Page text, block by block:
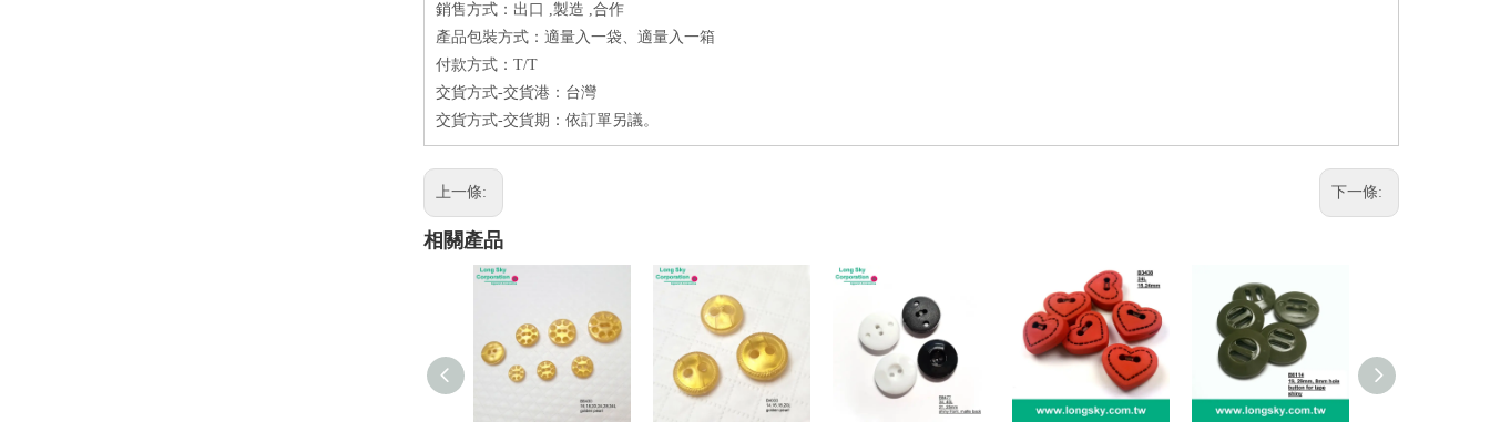
銷售方式：出口 ,製造 ,合作
產品包裝方式：適量入一袋、適量入一箱
付款方式：T/T
交貨方式-交貨港：台灣
交貨方式-交貨期：依訂單另議。
上一條: 下一條:
相關產品